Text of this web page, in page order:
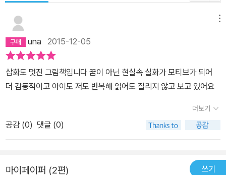
una 2015-12-05
삽화도 멋진 그림책입니다 꿈이 아닌 현실속 실화가 모티브가 되어
더 감동적이고 아이도 저도 반복해 읽어도 질리지 않고 보고 있어요
더보기
공감 (0) 댓글 (0)
마이페이퍼 (2편) 쓰기